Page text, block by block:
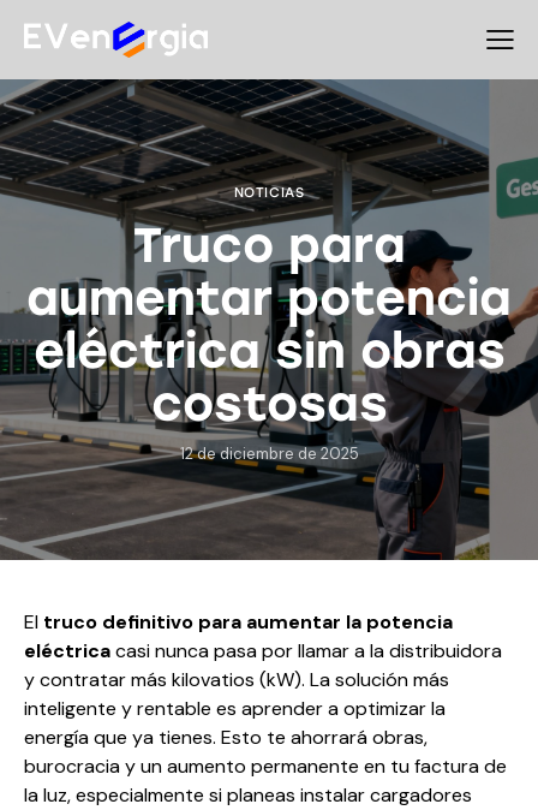
NOTICIAS
Truco para
aumentar potencia
eléctrica sin obras
costosas
12 de diciembre de 2025
El truco definitivo para aumentar la potencia
eléctricacasi nunca pasa por llamar a la distribuidora
y contratar más kilovatios (kW). La solución más
inteligente y rentable es aprender a optimizar la
energía que ya tienes. Esto te ahorrará obras,
burocracia y un aumento permanente en tu factura de
la luz, especialmente si planeas instalar cargadores